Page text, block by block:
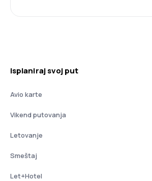
Isplaniraj svoj put
Avio karte
Vikend putovanja
Letovanje
Smeštaj
Let+Hotel